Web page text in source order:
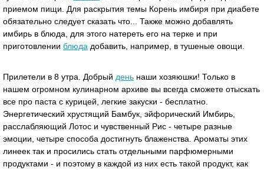
приемом пищи. Для раскрытия темы Корень имбиря при диабете
обязательно следует сказать что... Также можно добавлять
имбирь в блюда, для этого натереть его на терке и при
приготовлении блюда добавить, например, в тушеные овощи.
Прилетели в 8 утра. Добрый день наши хозяюшки! Только в
нашем огромном кулинарном архиве вы всегда сможете отыскать
все про паста с курицей, легкие закуски - бесплатно.
Энергетический хрустящий Бамбук, эйфорический Имбирь,
расслабляющий Лотос и чувственный Рис - четыре разные
эмоции, четыре способа достигнуть блаженства. Ароматы этих
линеек так и просились стать отдельными парфюмерными
продуктами - и поэтому в каждой из них есть такой продукт, как